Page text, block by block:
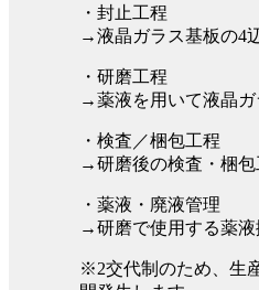
・封止工程
→液晶ガラス基板の4
・研磨工程
→薬液を用いて液晶ガ
・検査／梱包工程
→研磨後の検査・梱包
・薬液・廃液管理
→研磨で使用する薬
※2交代制のため、生